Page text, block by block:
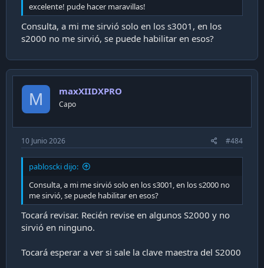
excelente! pude hacer maravillas!
Consulta, a mi me sirvió solo en los s3001, en los
s2000 no me sirvió, se puede habilitar en esos?
M maxXIIDXPRO
Capo
10 Junio 2026 #484
pabloscki dijo:
Consulta, a mi me sirvió solo en los s3001, en los s2000 no
me sirvió, se puede habilitar en esos?
Tocará revisar. Recién revise en algunos S2000 y no
sirvió en ninguno.
Tocará esperar a ver si sale la clave maestra del S2000